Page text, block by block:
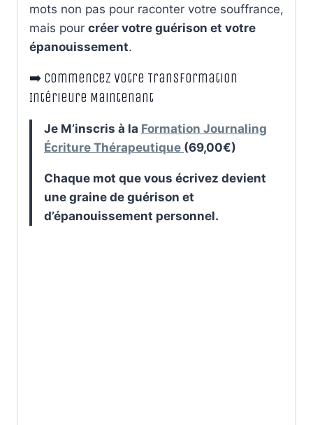
mots non pas pour raconter votre souffrance,
mais pour créer votre guérison et votre
épanouissement.
➡️ Commencez Votre Transformation
Intérieure Maintenant
Je M’inscris à la Formation Journaling
Écriture Thérapeutique (69,00€)
Chaque mot que vous écrivez devient
une graine de guérison et
d’épanouissement personnel.